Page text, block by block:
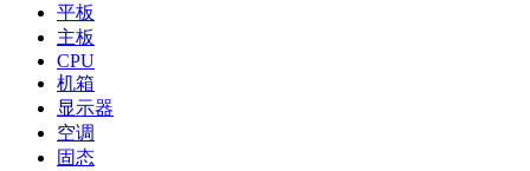
平板
主板
CPU
机箱
显示器
空调
固态